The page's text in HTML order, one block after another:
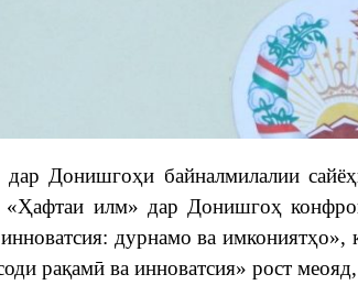
Донишгоҳи байналмилалии
илм» дар Донишгоҳ
дурнамо ва
рақамӣ ва инноватсия» рост